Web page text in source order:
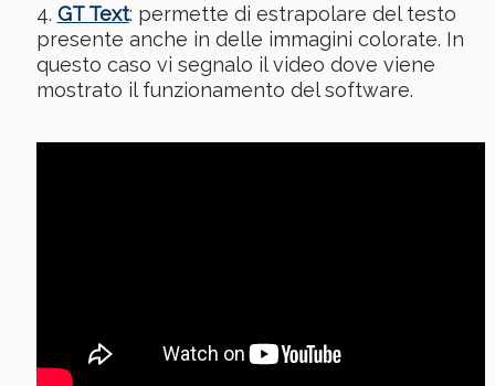
GT Text: permette di estrapolare del testo
presente anche in delle immagini colorate. In
questo caso vi segnalo il video dove viene
mostrato il funzionamento del software.